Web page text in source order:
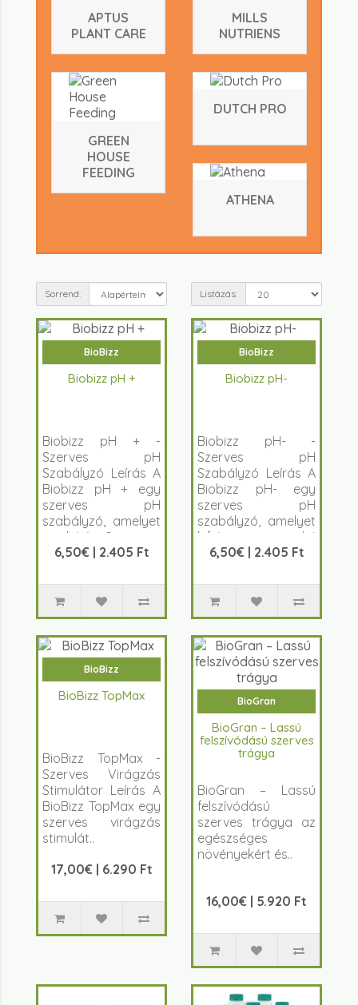
APTUS
PLANT CARE
MILLS
NUTRIENS
GREEN
HOUSE
FEEDING
DUTCH PRO
ATHENA
Sorrend: Listázás:
BioBizz
Biobizz pH +
Biobizz pH + -
Szerves pH
Szabályzó Leírás A
Biobizz pH + egy
szerves pH
szabályzó, amelyet
a talaj és t&..
6,50€ | 2.405 Ft
BioBizz
Biobizz pH-
Biobizz pH- -
Szerves pH
Szabályzó Leírás A
Biobizz pH- egy
szerves pH
szabályzó, amelyet
kifejezetten a talaj
&..6,50€ | 2.405 Ft
BioBizz
BioBizz TopMax
BioBizz TopMax -
Szerves Virágzás
Stimulátor Leírás A
BioBizz TopMax egy
szerves virágzás
stimulát..
17,00€ | 6.290 Ft
BioGran
BioGran – Lassú
felszívódású szerves
trágya
BioGran – Lassú
felszívódású
szerves trágya az
egészséges
növényekért és..
16,00€ | 5.920 Ft